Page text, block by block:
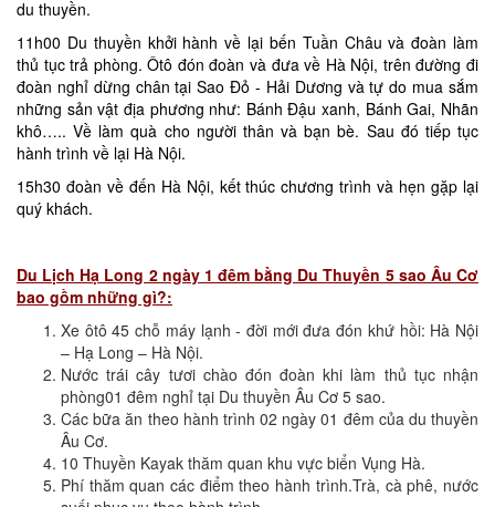
du thuyền.
11h00 Du thuyền khởi hành về lại bến Tuần Châu và đoàn làm
thủ tục trả phòng. Ôtô đón đoàn và đưa về Hà Nội, trên đường đi
đoàn nghỉ dừng chân tại Sao Đỏ - Hải Dương và tự do mua sắm
những sản vật địa phương như: Bánh Đậu xanh, Bánh Gai, Nhãn
khô….. Về làm quà cho người thân và bạn bè. Sau đó tiếp tục
hành trình về lại Hà Nội.
15h30 đoàn về đến Hà Nội, kết thúc chương trình và hẹn gặp lại
quý khách.
Du Lịch Hạ Long 2 ngày 1 đêm bằng Du Thuyền 5 sao Âu Cơ
bao gồm những gì?:
Xe ôtô 45 chỗ máy lạnh - đời mới đưa đón khứ hồi: Hà Nội
– Hạ Long – Hà Nội.
Nước trái cây tươi chào đón đoàn khi làm thủ tục nhận
phòng01 đêm nghỉ tại Du thuyền Âu Cơ 5 sao.
Các bữa ăn theo hành trình 02 ngày 01 đêm của du thuyền
Âu Cơ.
10 Thuyền Kayak thăm quan khu vực biển Vụng Hà.
Phí thăm quan các điểm theo hành trình.Trà, cà phê, nước